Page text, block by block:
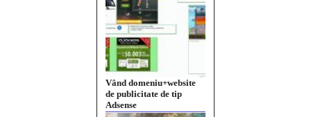
Vând domeniu+website
de publicitate de tip
Adsense